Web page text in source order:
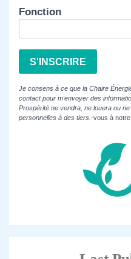
Fonction
S'INSCRIRE
Je consens à ce que la Chaire
contact pour m'envoyer des
Prospérité ne vendra, ne louera ou
personnelles à des tiers. -vous à